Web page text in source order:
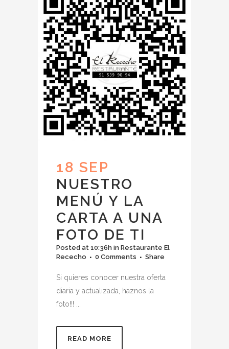
18 SEP
NUESTRO
MENÚ Y LA
CARTA A UNA
FOTO DE TI
Posted at 10:36h in Restaurante El
Rececho
0 Comments Share
Si quieres conocer nuestra oferta
diaria y actualizada, haznos la
foto!!! ...
READ MORE